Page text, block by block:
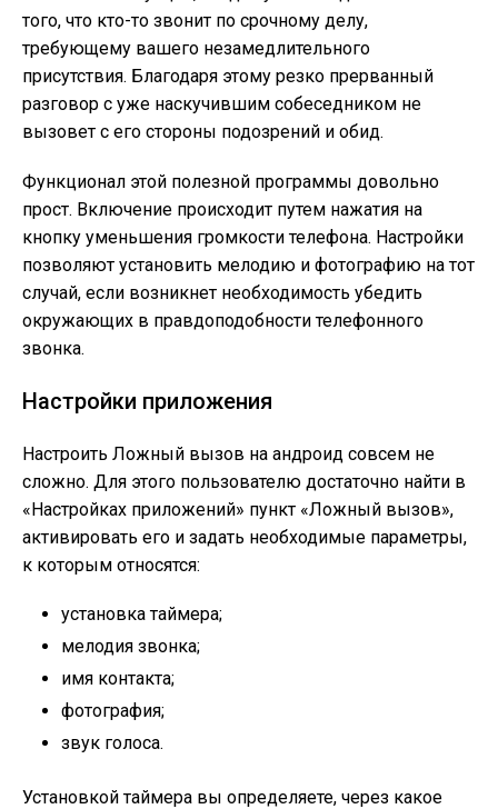
того, что кто-то звонит по срочному делу,
требующему вашего незамедлительного
присутствия. Благодаря этому резко прерванный
разговор с уже наскучившим собеседником не
вызовет с его стороны подозрений и обид.
Функционал этой полезной программы довольно
прост. Включение происходит путем нажатия на
кнопку уменьшения громкости телефона. Настройки
позволяют установить мелодию и фотографию на тот
случай, если возникнет необходимость убедить
окружающих в правдоподобности телефонного
звонка.
Настройки приложения
Настроить Ложный вызов на андроид совсем не
сложно. Для этого пользователю достаточно найти в
«Настройках приложений» пункт «Ложный вызов»,
активировать его и задать необходимые параметры,
к которым относятся:
установка таймера;
мелодия звонка;
имя контакта;
фотография;
звук голоса.
Установкой таймера вы определяете, через какое